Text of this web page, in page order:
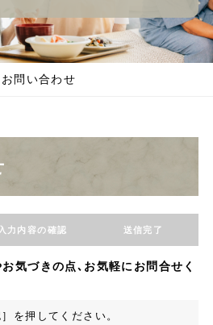
i
g
a
お問い合わせ
入力内容の確認 送信完了
気づきの点､お気軽にお問合せく
を押してください。